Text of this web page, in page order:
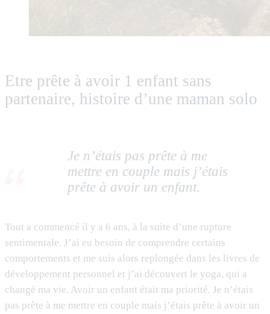
Etre prête à avoir 1 enfant sans
partenaire, histoire d’une maman solo
Je n’étais pas prête à me
mettre en couple mais j’étais
prête à avoir un enfant.
Tout a commencé il y a 6 ans, à la suite d’une rupture
sentimentale. J’ai eu besoin de comprendre certains
comportements et me suis alors replongée dans les livres de
développement personnel et j’ai découvert le yoga, qui a
changé ma vie. Avoir un enfant était ma priorité. Je n’étais
pas prête à me mettre en couple mais j’étais prête à avoir un